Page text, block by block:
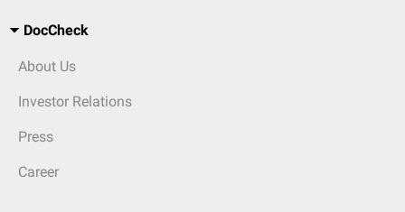
DocCheck
About Us
Investor Relations
Press
Career